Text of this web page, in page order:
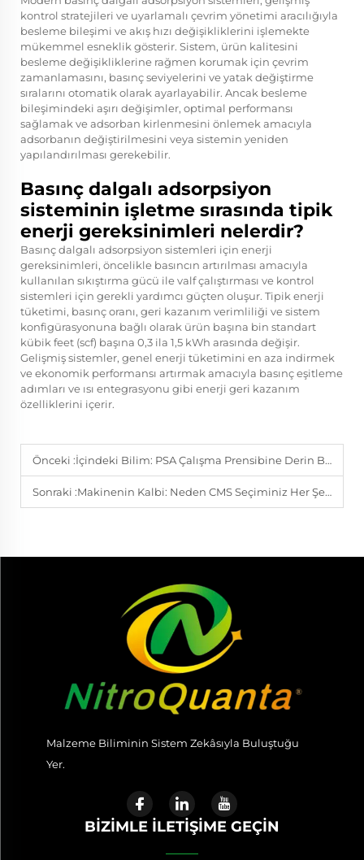
kontrol stratejileri ve uyarlamalı çevrim yönetimi aracılığıyla
besleme bileşimi ve akış hızı değişikliklerini işlemekte
mükemmel esneklik gösterir. Sistem, ürün kalitesini
besleme değişikliklerine rağmen korumak için çevrim
zamanlamasını, basınç seviyelerini ve yatak değiştirme
sıralarını otomatik olarak ayarlayabilir. Ancak besleme
bileşimindeki aşırı değişimler, optimal performansı
sağlamak ve adsorban kirlenmesini önlemek amacıyla
adsorbanın değiştirilmesini veya sistemin yeniden
yapılandırılması gerekebilir.
Basınç dalgalı adsorpsiyon
sisteminin işletme sırasında tipik
enerji gereksinimleri nelerdir?
Basınç dalgalı adsorpsiyon sistemleri için enerji
gereksinimleri, öncelikle basıncın artırılması amacıyla
kullanılan sıkıştırma gücü ile valf çalıştırması ve kontrol
sistemleri için gerekli yardımcı güçten oluşur. Tipik enerji
tüketimi, basınç oranı, geri kazanım verimliliği ve sistem
konfigürasyonuna bağlı olarak ürün başına bin standart
kübik feet (scf) başına 0,3 ila 1,5 kWh arasında değişir.
Gelişmiş sistemler, genel enerji tüketimini en aza indirmek
ve ekonomik performansı artırmak amacıyla basınç eşitleme
adımları ve ısı entegrasyonu gibi enerji geri kazanım
özelliklerini içerir.
Önceki :İçindeki Bilim: PSA Çalışma Prensibine Derin Bir Bakış
Sonraki :Makinenin Kalbi: Neden CMS Seçiminiz Her Şeyi Belirler
Malzeme Biliminin Sistem Zekâsıyla Buluştuğu
Yer.
BİZİMLE İLETİŞİME GEÇİN